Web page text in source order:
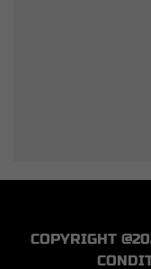
COPYRIGHT